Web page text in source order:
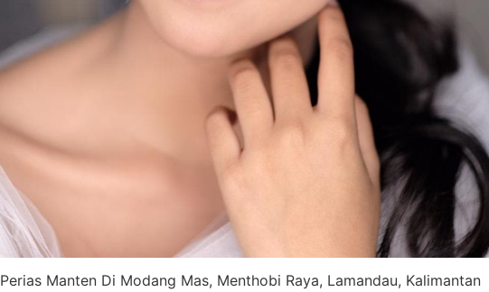
Perias Manten Di Modang Mas, Menthobi Raya, Lamandau, Kalimantan